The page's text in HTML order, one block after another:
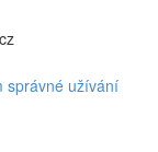
správné užívání